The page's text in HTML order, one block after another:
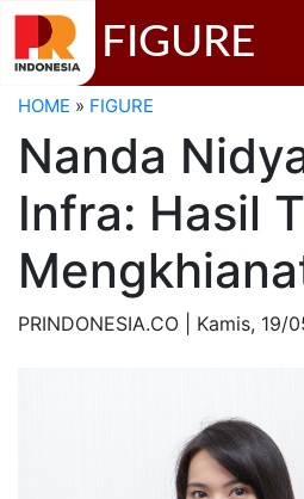
FIGURE
HOME » FIGURE
Nanda
Infra: Hasil
PRINDONESIA.CO | Kamis, 19/